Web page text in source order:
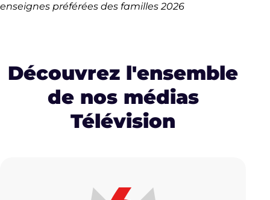
enseignes préférées des familles 2026
Découvrez l'ensemble
de nos médias
Télévision